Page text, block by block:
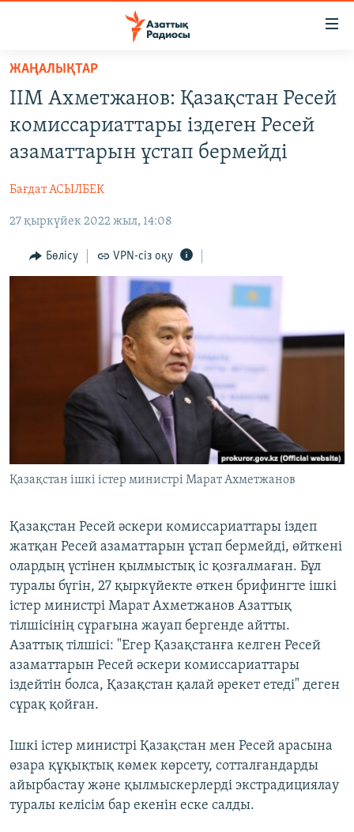
Skip
main
content
to
main
Skip
Search
АДАМ ҚҰҚЫҚТАРЫ
ӘЛЕУМЕТ
ӘЛЕМ
АРНАЙЫ ЖОБАЛАР
Басқа тілдерде
ЖАҢАЛЫҚТАР
ІІМ Ахметжанов: Қазақстан Ресей
комиссариаттары іздеген Ресей
азаматтарын ұстап бермейді
Бағдат АСЫЛБЕК
27 қыркүйек 2022 жыл, 14:08
Бөлісу VPN-сіз оқу
Қазақстан ішкі істер министрі Марат Ахметжанов
Қазақстан Ресей әскери комиссариаттары іздеп
жатқан Ресей азаматтарын ұстап бермейді, өйткені
олардың үстінен қылмыстық іс қозғалмаған. Бұл
туралы бүгін, 27 қыркүйекте өткен брифингте ішкі
істер министрі Марат Ахметжанов Азаттық
тілшісінің сұрағына жауап бергенде айтты.
Азаттық тілшісі: "Егер Қазақстанға келген Ресей
азаматтарын Ресей әскери комиссариаттары
іздейтін болса, Қазақстан қалай әрекет етеді" деген
сұрақ қойған.
Ішкі істер министрі Қазақстан мен Ресей арасына
өзара құқықтық көмек көрсету, сотталғандарды
айырбастау және қылмыскерлерді экстрадициялау
туралы келісім бар екенін еске салды.